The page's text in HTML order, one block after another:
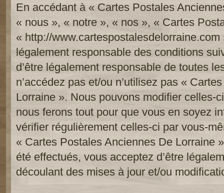
En accédant à « Cartes Postales
« nous », « notre », « nos », « Cartes
« http://www.cartespostalesdelorraine.com
légalement responsable des conditions
d’être légalement responsable de toutes
n’accédez pas et/ou n’utilisez pas «
Lorraine ». Nous pouvons modifier celles-
nous ferons tout pour que vous en soyez
vérifier régulièrement celles-ci par vous-
« Cartes Postales Anciennes De Lorraine
été effectués, vous acceptez d’être
découlant des mises à jour et/ou